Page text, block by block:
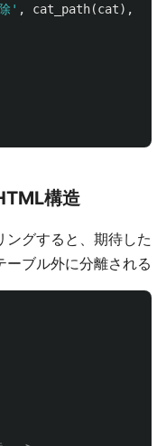
' , cat_path(cat),
構造
ングすると、期待した
ーブル外に分離される